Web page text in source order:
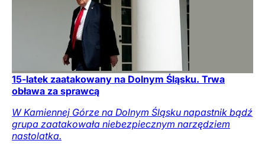
15-latek zaatakowany na Dolnym Śląsku. Trwa
obława za sprawcą
W Kamiennej Górze na Dolnym Śląsku napastnik bądź
grupa zaatakowała niebezpiecznym narzędziem
nastolatka.